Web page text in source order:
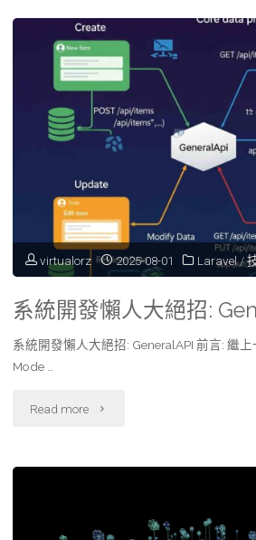
virtualorz 2025-08-01 Laravel /
系統開發懶人大絕招:
系統開發懶人大絕招: GeneralAPI 前言: 繼
Mode …
Read more "系